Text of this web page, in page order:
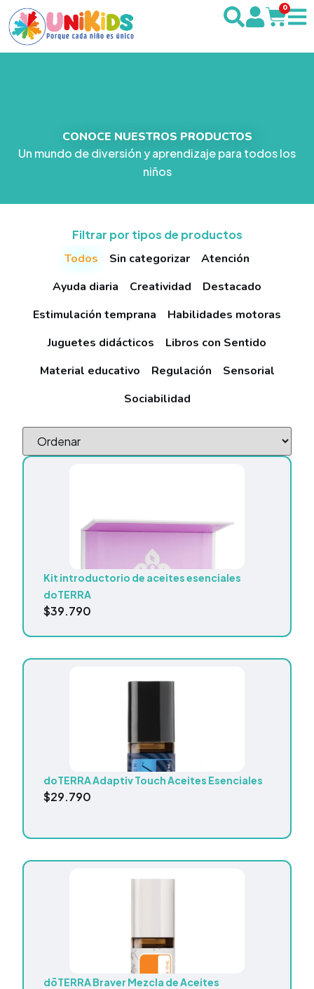
0
CONOCE NUESTROS PRODUCTOS
Un mundo de diversión y aprendizaje para todos los
niños
Filtrar por tipos de productos
Sin categorizar
Atención
Ayuda diaria
Creatividad
Destacado
Estimulación temprana
Habilidades motoras
Juguetes didácticos
Libros con Sentido
Material educativo
Regulación
Sensorial
Sociabilidad
Todos
Kit introductorio de aceites esenciales
doTERRA
$39.790
doTERRA Adaptiv Touch Aceites Esenciales
$29.790
dōTERRA Braver Mezcla de Aceites